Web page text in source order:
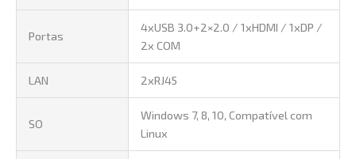
Portas
4xUSB 3.0+2×2.0 / 1xHDMI / 1xDP /
2x COM
LAN 2xRJ45
SO
Windows 7, 8, 10, Compatível com
Linux